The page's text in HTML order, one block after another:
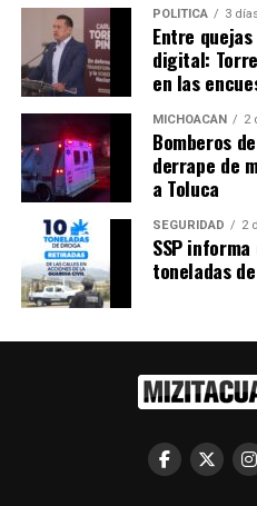
federal para el puerto de
Lázaro Cárdenas fortalecerá
economía de Michoacán:
Octavio Ocampo
24 julio, 2025
En "Congreso"
Octavio Ocampo respalda
estrategia contra la
institucional en Michoacán
POLÍTICA 3
Entre
digital:
en las
MICHOACÁN 2
Bomberos
derrape de
a Toluca
SEGURIDAD 2
SSP
toneladas